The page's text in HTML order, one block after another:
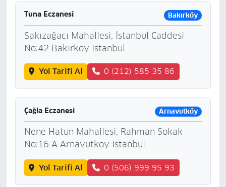
Tuna Eczanesi Bakırköy
Sakızağacı Mahallesi, İstanbul Caddesi
No:42 Bakırköy İstanbul
Yol Tarifi Al 0 (212) 585 35 86
Çağla Eczanesi Arnavutköy
Nene Hatun Mahallesi, Rahman Sokak
No:16 A Arnavutköy İstanbul
Yol Tarifi Al 0 (506) 999 95 93